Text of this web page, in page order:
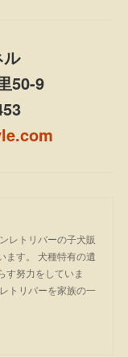
50-9
レトリバーの子犬販
ます。 犬種特有の遺
す努力をしていま
トリバーを家族の一